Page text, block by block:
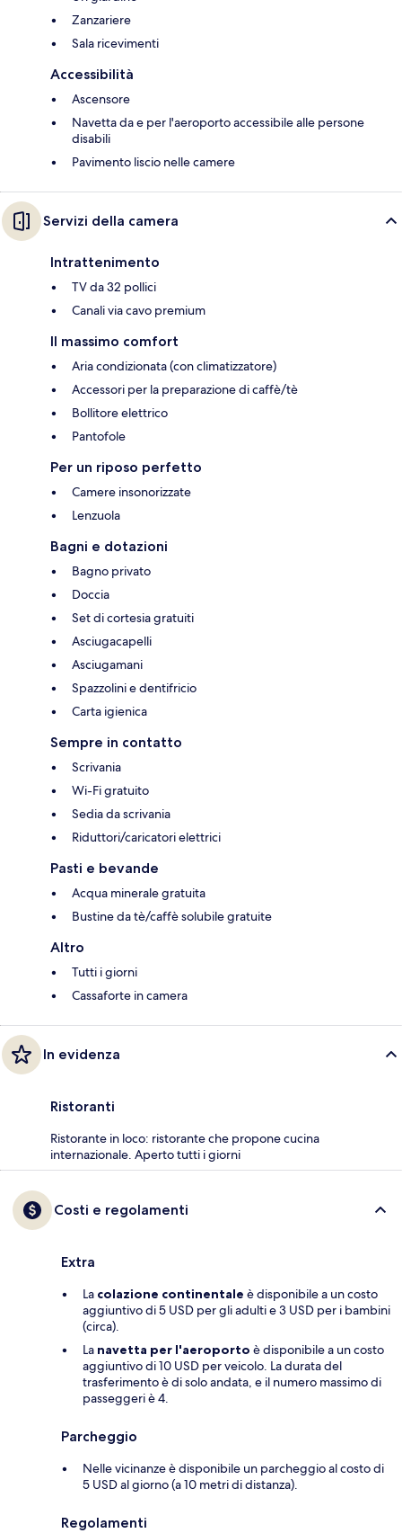
Zanzariere
Sala ricevimenti
Accessibilità
Ascensore
Navetta da e per l'aeroporto accessibile alle persone
disabili
Pavimento liscio nelle camere
Servizi della camera
Intrattenimento
TV da 32 pollici
Canali via cavo premium
Il massimo comfort
Aria condizionata (con climatizzatore)
Accessori per la preparazione di caffè/tè
Bollitore elettrico
Pantofole
Per un riposo perfetto
Camere insonorizzate
Lenzuola
Bagni e dotazioni
Bagno privato
Doccia
Set di cortesia gratuiti
Asciugacapelli
Asciugamani
Spazzolini e dentifricio
Carta igienica
Sempre in contatto
Scrivania
Wi-Fi gratuito
Sedia da scrivania
Riduttori/caricatori elettrici
Pasti e bevande
Acqua minerale gratuita
Bustine da tè/caffè solubile gratuite
Altro
Tutti i giorni
Cassaforte in camera
In evidenza
Ristoranti
Ristorante in loco: ristorante che propone cucina
internazionale. Aperto tutti i giorni
Costi e regolamenti
Extra
La colazione continentale è disponibile a un costo
aggiuntivo di 5 USD per gli adulti e 3 USD per i bambini
(circa).
La navetta per l'aeroporto è disponibile a un costo
aggiuntivo di 10 USD per veicolo. La durata del
trasferimento è di solo andata, e il numero massimo di
passeggeri è 4.
Parcheggio
Nelle vicinanze è disponibile un parcheggio al costo di
5 USD al giorno (a 10 metri di distanza).
Regolamenti